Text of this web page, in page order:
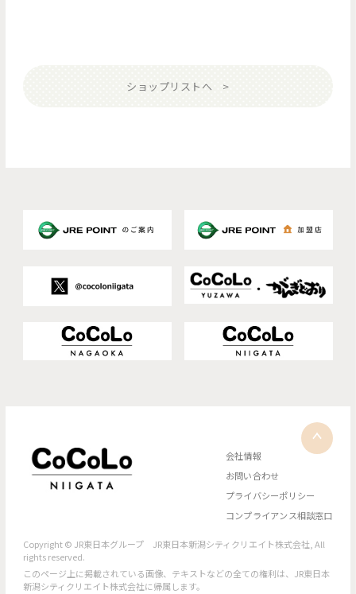
ショップリストへ
会社情報
お問い合わせ
プライバシーポリシー
コンプライアンス相談窓口
Copyright © JR東日本グループ JR東日本新潟シティクリエイト株式会社, All
rights reserved.
このページ上に掲載されている画像、テキストなどの全ての権利は、JR東日本
新潟シティクリエイト株式会社に帰属します。